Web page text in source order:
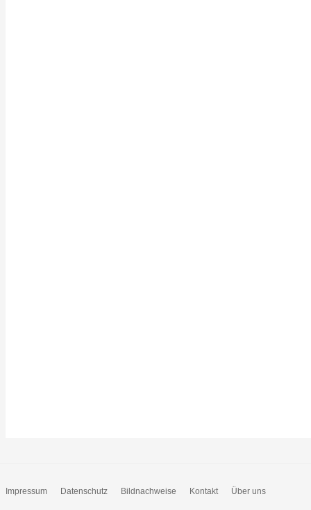
Impressum Datenschutz Bildnachweise Kontakt Über uns